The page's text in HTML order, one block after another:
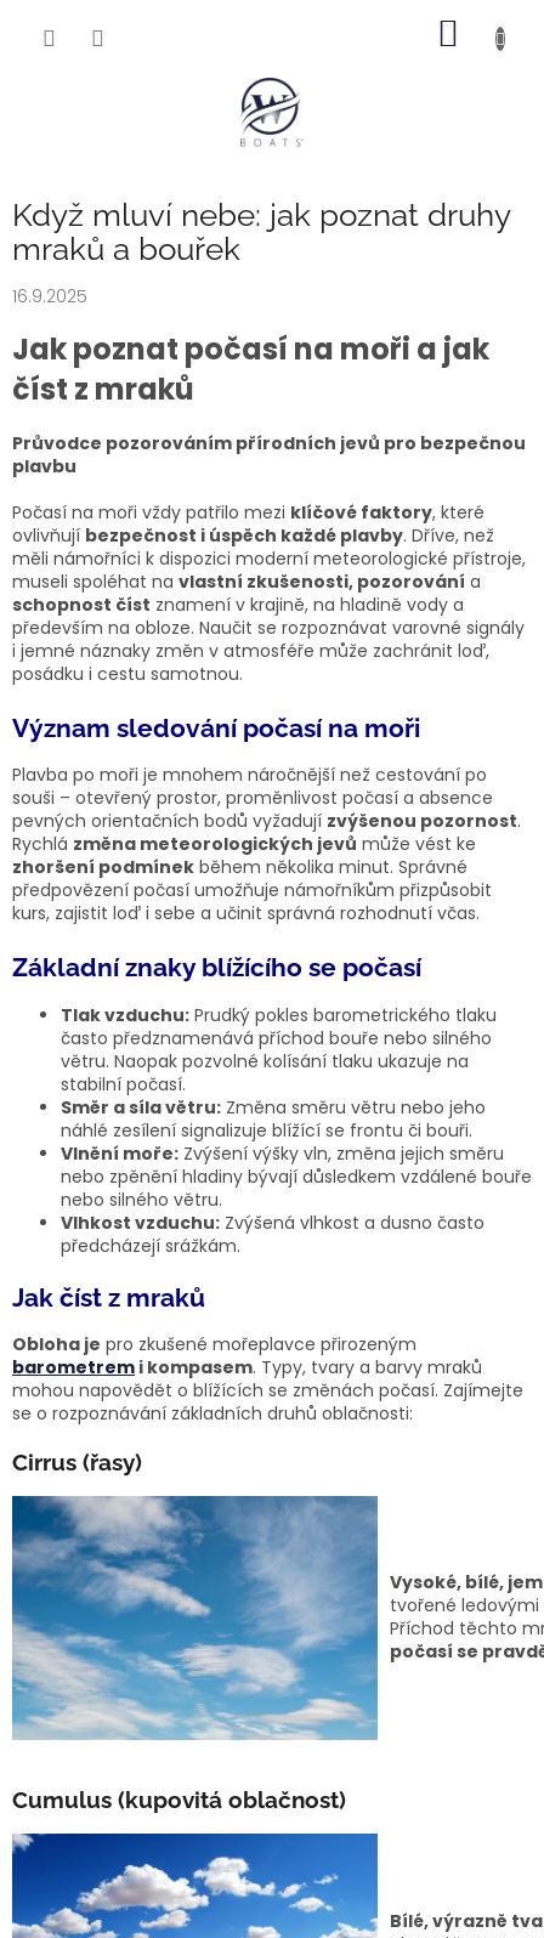
Když mluví nebe: jak poznat druhy
mraků a bouřek
16.9.2025
Jak poznat počasí na moři a jak
číst z mraků
Průvodce pozorováním přírodních jevů pro bezpečnou
plavbu
Počasí na moři vždy patřilo mezi klíčové faktory, které
ovlivňují bezpečnost i úspěch každé plavby. Dříve, než
měli námořníci k dispozici moderní meteorologické přístroje,
museli spoléhat na vlastní zkušenosti, pozorování a
schopnost číst znamení v krajině, na hladině vody a
především na obloze. Naučit se rozpoznávat varovné signály
i jemné náznaky změn v atmosféře může zachránit loď,
posádku i cestu samotnou.
Význam sledování počasí na moři
Plavba po moři je mnohem náročnější než cestování po
souši – otevřený prostor, proměnlivost počasí a absence
pevných orientačních bodů vyžadují zvýšenou pozornost.
Rychlá změna meteorologických jevů může vést ke
zhoršení podmínek během několika minut. Správné
předpovězení počasí umožňuje námořníkům přizpůsobit
kurs, zajistit loď i sebe a učinit správná rozhodnutí včas.
Základní znaky blížícího se počasí
Tlak vzduchu: Prudký pokles barometrického tlaku
často předznamenává příchod bouře nebo silného
větru. Naopak pozvolné kolísání tlaku ukazuje na
stabilní počasí.
Směr a síla větru: Změna směru větru nebo jeho
náhlé zesílení signalizuje blížící se frontu či bouři.
Vlnění moře: Zvýšení výšky vln, změna jejich směru
nebo zpěnění hladiny bývají důsledkem vzdálené bouře
nebo silného větru.
Vlhkost vzduchu: Zvýšená vlhkost a dusno často
předcházejí srážkám.
Jak číst z mraků
Obloha je pro zkušené mořeplavce přirozeným
barometrem i kompasem. Typy, tvary a barvy mraků
mohou napovědět o blížících se změnách počasí. Zajímejte
se o rozpoznávání základních druhů oblačnosti:
Cirrus (řasy)
Vysoké, bílé,
tvořené
Příchod těchto
počasí se
Cumulus (kupovitá oblačnost)
Bílé, výrazně